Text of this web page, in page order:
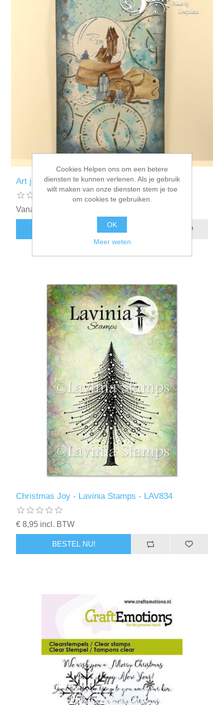
Art journal: Winter time
Vanaf € 1,50 incl. BTW
Christmas Joy - Lavinia Stamps - LAV834
€ 8,95 incl. BTW
BESTEL NU!
Cookies Helpen ons om een betere
diensten te kunnen verlenen. Als je gebruik
wilt maken van onze diensten stem je toe
om cookies te gebruiken.
OK
Meer weten